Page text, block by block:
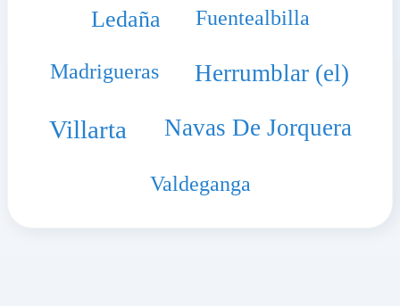
Ledaña Fuentealbilla
Madrigueras Herrumblar (el)
Villarta Navas De Jorquera
Valdeganga